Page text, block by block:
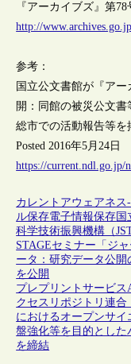
『アーカイブズ』第
http://
参考：
国立公文書館が『ア
開：同館の被災公文書
総市での活動報告等を
Posted 2016年5月24日
https://current.ndl.go.jp/
カレントアウェアネス
ル保存電子情報保存国
科学技術振興機構（
STAGEセミナー「ジ
ータ：研究データ公
を公開
プレプリントサービ
クセスリポジトリ連合
におけるオープンサ
盤強化等を目的とし
を締結